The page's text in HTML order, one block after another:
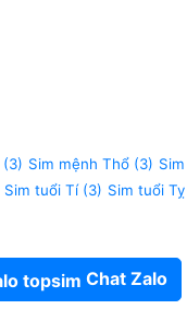
(3) Sim mệnh Thổ (3) Sim
Sim tuổi Tí(3) Sim tuổi Tỵ
Chat Zalo